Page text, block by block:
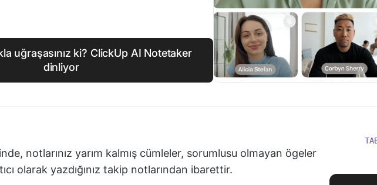
uğraşasınız ki? ClickUp AI Notetaker
dinliyor
notlarınız yarım kalmış cümleler, sorumlusu olmayan ögeler
olarak yazdığınız takip notlarından ibarettir.